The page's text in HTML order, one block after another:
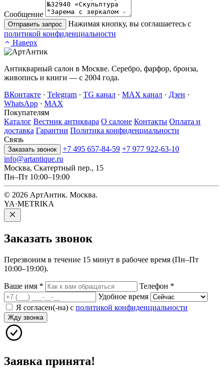
Сообщение
Отправить запрос
Нажимая кнопку, вы соглашаетесь с
политикой конфиденциальности
Наверх
Антикварный салон в Москве. Серебро, фарфор, бронза,
живопись и книги — с 2004 года.
ВКонтакте · Telegram · TG канал · MAX канал · Дзен ·
WhatsApp · MAX
Покупателям
Каталог Вестник антиквара О салоне Контакты Оплата и
доставка Гарантии Политика конфиденциальности
Связь
Заказать звонок +7 495 657-84-59 +7 977 922-63-10
info@artantique.ru
Москва, Скатертный пер., 15
Пн–Пт 10:00–19:00
© 2026 АртАнтик. Москва.
YA·METRIKA
Заказать звонок
Перезвоним в течение 15 минут в рабочее время (Пн–Пт
10:00–19:00).
Ваше имя * Телефон *
Удобное время
Я согласен(-на) с политикой конфиденциальности
Жду звонка
Заявка принята!